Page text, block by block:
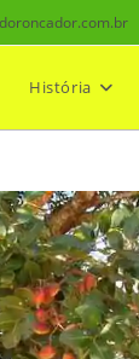
História